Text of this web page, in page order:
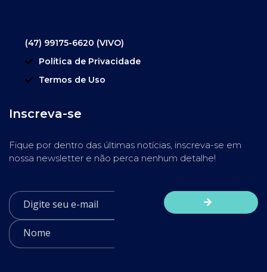
(47) 99175-6620 (VIVO)
Política de Privacidade
Termos de Uso
Inscreva-se
Fique por dentro das últimas notícias, inscreva-se em
nossa newsletter e não perca nenhum detalhe!